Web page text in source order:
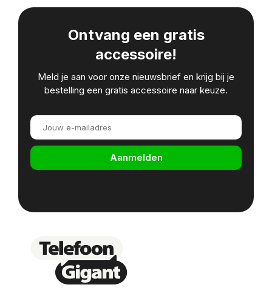
Ontvang een gratis
accessoire!
Meld je aan voor onze nieuwsbrief en krijg bij je
bestelling een gratis accessoire naar keuze.
Aanmelden